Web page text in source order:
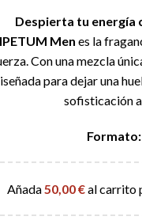
Despierta tu energía
Men es la
Con una mezcla
para dejar una
sofisticación
Formato:
Añada50,00€al carrito